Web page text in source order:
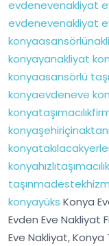
evdenevenakliyat
evdenevenakliyat
konyayanakliyat
konyaasansörlü
konyaevdeneve
konyahızlıtaşımacılık
konyayüks Konya
Evden Eve Nakliyat
Eve Nakliyat, Konya